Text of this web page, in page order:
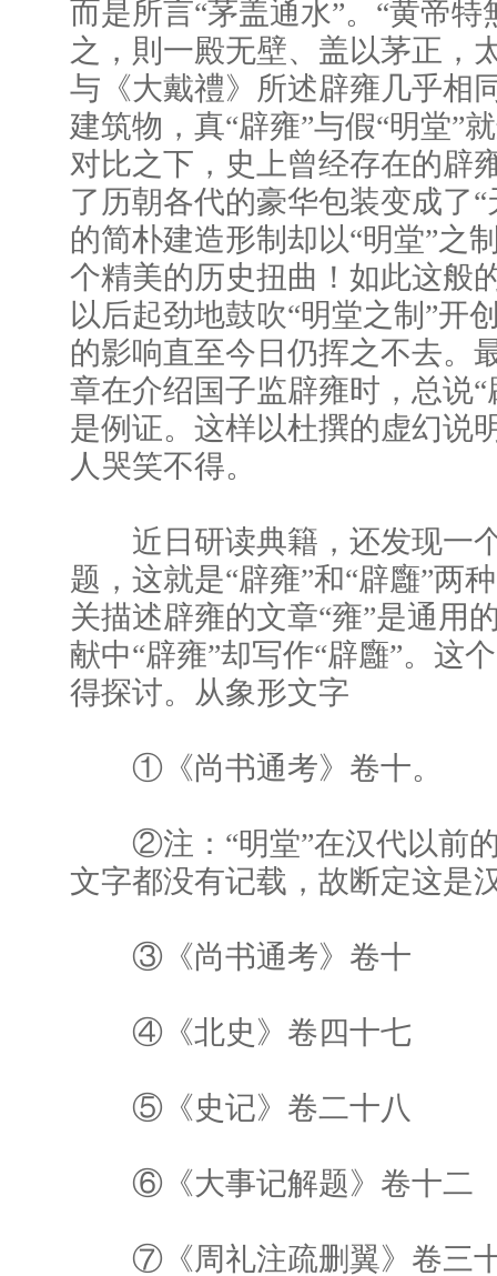
而是所言“茅盖通水”。“黄帝
之，則一殿无壁、盖以茅正，
与《大戴禮》所述辟雍几乎相
建筑物，真“辟雍”与假“明堂”
对比之下，史上曾经存在的辟
了历朝各代的豪华包装变成了
的简朴建造形制却以“明堂”之
个精美的历史扭曲！如此这般
以后起劲地鼓吹“明堂之制”开
的影响直至今日仍挥之不去。
章在介绍国子监辟雍时，总说
是例证。这样以杜撰的虚幻说
人哭笑不得。
近日研读典籍，还发现一
题，这就是“辟雍”和“辟廱”两
关描述辟雍的文章“雍”是通用
献中“辟雍”却写作“辟廱”。这
得探讨。从象形文字
①《尚书通考》卷十。
②注：“明堂”在汉代以前的
文字都没有记载，故断定这是
③《尚书通考》卷十
④《北史》卷四十七
⑤《史记》卷二十八
⑥《大事记解题》卷十二
⑦《周礼注疏删翼》卷三十